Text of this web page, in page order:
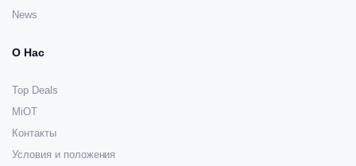
News
О Нас
Top Deals
MiOT
Контакты
Условия и положения